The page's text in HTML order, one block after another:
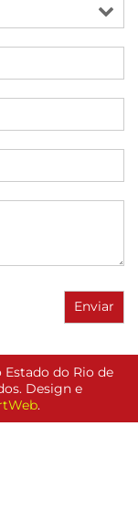
do Rio de
Design e
.